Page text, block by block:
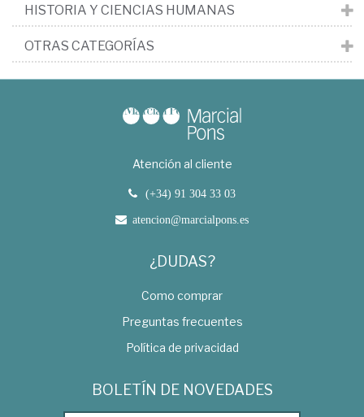
HISTORIA Y CIENCIAS HUMANAS
OTRAS CATEGORÍAS
Atención al cliente
(+34) 91 304 33 03
atencion@marcialpons.es
¿DUDAS?
Como comprar
Preguntas frecuentes
Política de privacidad
BOLETÍN DE NOVEDADES